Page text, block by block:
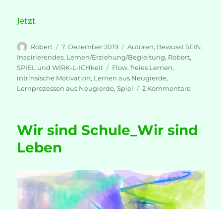
Jetzt
Autor
Robert
Veröffentlicht
am
7. Dezember 2019 Kategorien
Autoren, Bewusst SEIN,
Inspirierendes, Lernen/Erziehung/Begleitung, Robert,
SPIEL und WIRK-L-ICHkeit
Schlagwörter
Flow,freies Lernen,
intrinsische Motivation, Lernen aus Neugierde,
Lernprozessen aus Neugierde,Spiel 2 Kommentarezu
Wir sind Schule_Wir sind
Leben